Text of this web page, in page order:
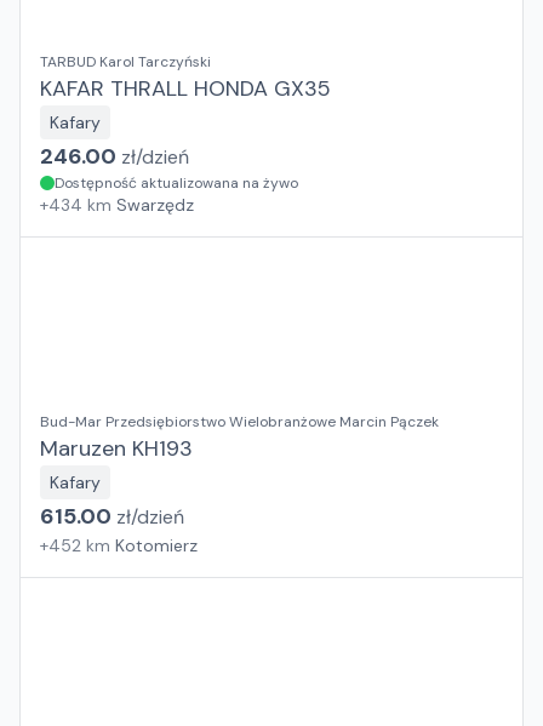
TARBUD Karol Tarczyński
KAFAR THRALL HONDA GX35
Kafary
246.00 zł/dzień
Dostępność aktualizowana na żywo
+434 km Swarzędz
Bud-Mar Przedsiębiorstwo Wielobranżowe Marcin Pączek
Maruzen KH193
Kafary
615.00 zł/dzień
+452 km Kotomierz